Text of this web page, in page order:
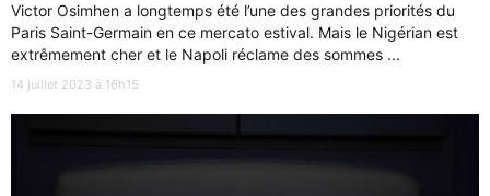
Victor Osimhen a longtemps été l’une des grandes priorités du
Paris Saint-Germain en ce mercato estival. Mais le Nigérian est
extrêmement cher et le Napoli réclame des sommes ...
14 juillet 2023 à 16h15